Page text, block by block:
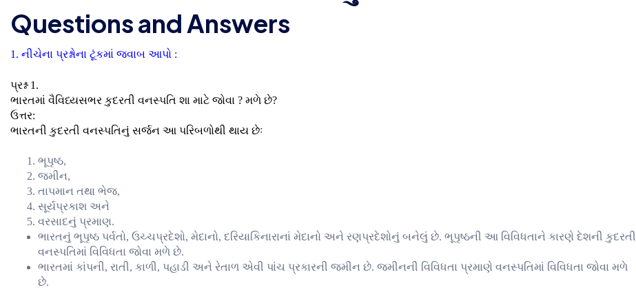
Questions and Answers
1. નીચેના પ્રશ્નોના ટૂંકમાં જવાબ આપો :
પ્રશ્ન 1.
ભારતમાં વૈવિધ્યસભર કુદરતી વનસ્પતિ શા માટે જોવા ? મળે છે?
ઉત્તર:
ભારતની કુદરતી વનસ્પતિનું સર્જન આ પરિબળોથી થાય છેઃ
ભૂપૃષ્ઠ,
જમીન,
તાપમાન તથા ભેજ,
સૂર્યપ્રકાશ અને
વરસાદનું પ્રમાણ.
ભારતનું ભૂપૃષ્ઠ પર્વતો, ઉચ્ચપ્રદેશો, મેદાનો, દરિયાકિનારાનાં મેદાનો અને રણપ્રદેશોનું બનેલું છે. ભૂપૃષ્ઠની આ વિવિધતાને કારણે દેશની કુદરતી
વનસ્પતિમાં વિવિધતા જોવા મળે છે.
ભારતમાં કાંપની, રાતી, કાળી, પહાડી અને રેતાળ એવી પાંચ પ્રકારની જમીન છે. જમીનની વિવિધતા પ્રમાણે વનસ્પતિમાં વિવિધતા જોવા મળે
છે.